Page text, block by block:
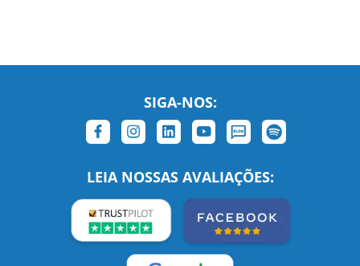
SIGA-NOS:
LEIA NOSSAS AVALIAÇÕES: